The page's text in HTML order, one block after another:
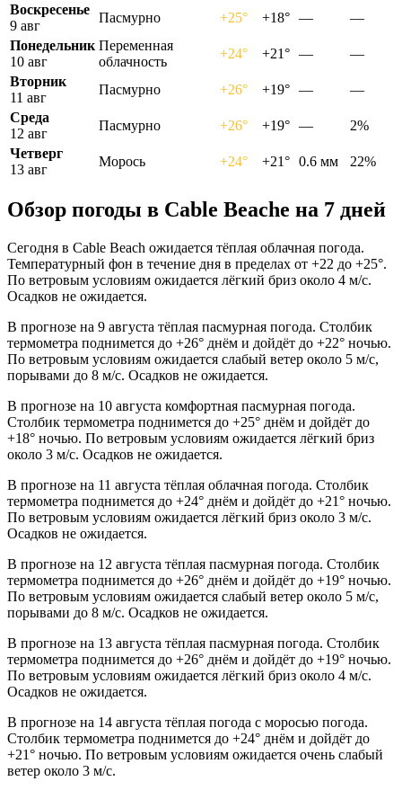
Воскресенье
9 авг
Пасмурно +25° +18° —
—
Понедельник
10 авг
Переменная
облачность
+24° +21° —
—
Вторник
11 авг
Пасмурно +26° +19° —
—
Среда
12 авг
Пасмурно +26° +19° —
2%
Четверг
13 авг
Морось +24° +21° 0.6 мм 22%
Обзор погоды в Cable Beachе на 7 дней
Сегодня в Cable Beach ожидается тёплая облачная погода.
Температурный фон в течение дня в пределах от +22 до +25°.
По ветровым условиям ожидается лёгкий бриз около 4 м/с.
Осадков не ожидается.
В прогнозе на 9 августа тёплая пасмурная погода. Столбик
термометра поднимется до +26° днём и дойдёт до +22° ночью.
По ветровым условиям ожидается слабый ветер около 5 м/с,
порывами до 8 м/с. Осадков не ожидается.
В прогнозе на 10 августа комфортная пасмурная погода.
Столбик термометра поднимется до +25° днём и дойдёт до
+18° ночью. По ветровым условиям ожидается лёгкий бриз
около 3 м/с. Осадков не ожидается.
В прогнозе на 11 августа тёплая облачная погода. Столбик
термометра поднимется до +24° днём и дойдёт до +21° ночью.
По ветровым условиям ожидается лёгкий бриз около 3 м/с.
Осадков не ожидается.
В прогнозе на 12 августа тёплая пасмурная погода. Столбик
термометра поднимется до +26° днём и дойдёт до +19° ночью.
По ветровым условиям ожидается слабый ветер около 5 м/с,
порывами до 8 м/с. Осадков не ожидается.
В прогнозе на 13 августа тёплая пасмурная погода. Столбик
термометра поднимется до +26° днём и дойдёт до +19° ночью.
По ветровым условиям ожидается лёгкий бриз около 4 м/с.
Осадков не ожидается.
В прогнозе на 14 августа тёплая погода с моросью погода.
Столбик термометра поднимется до +24° днём и дойдёт до
+21° ночью. По ветровым условиям ожидается очень слабый
ветер около 3 м/с.